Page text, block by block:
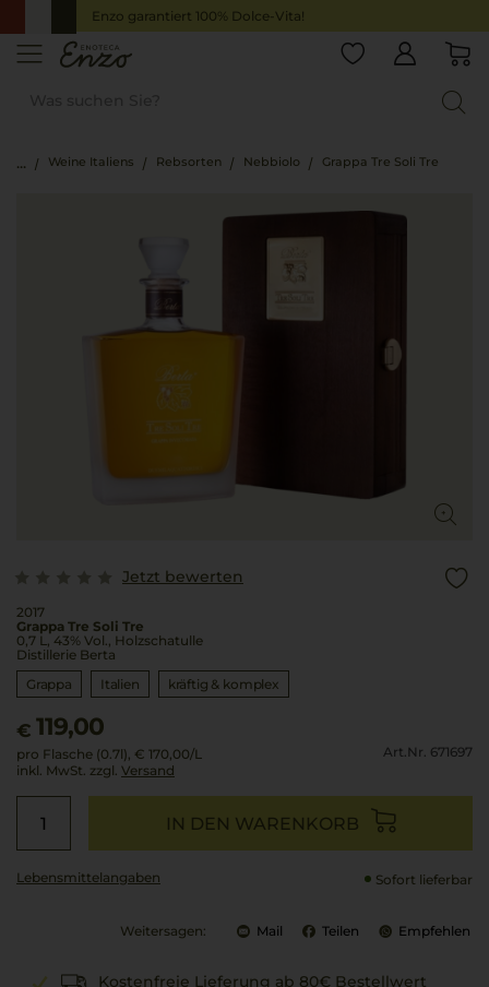
Enzo garantiert 100% Dolce-Vita!
Weine Italiens Rebsorten Nebbiolo Grappa Tre Soli Tre
Jetzt bewerten
2017
Grappa Tre Soli Tre
0,7 L, 43% Vol., Holzschatulle
Distillerie Berta
Grappa
Italien kräftig & komplex
€ 119,00
pro Flasche (0.7l), € 170,00/L
inkl. MwSt. zzgl. Versand
Art.Nr. 671697
IN DEN WARENKORB
Lebensmittel­angaben Sofort lieferbar
Weitersagen: Mail Teilen Empfehlen
Kostenfreie Lieferung ab 80€ Bestellwert